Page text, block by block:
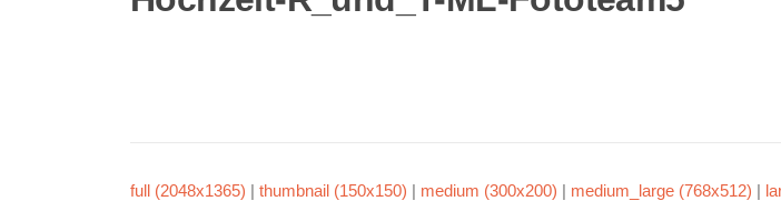
full (2048x1365) | thumbnail (150x150) | medium (300x200) | medium_large (768x512) |